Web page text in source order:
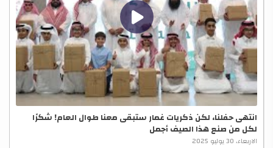
انتهى حفلنا، لكن ذكريات غمار ستبقى معنا طوال العام! شكرًا
لكل من صنع هذا الصيف أجمل
الاربعاء، 30 يوليو 2025